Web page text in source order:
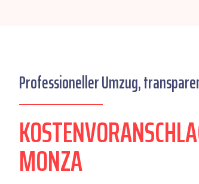
Professioneller Umzug,
MONZA